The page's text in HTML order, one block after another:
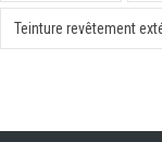
Teinture revêtement